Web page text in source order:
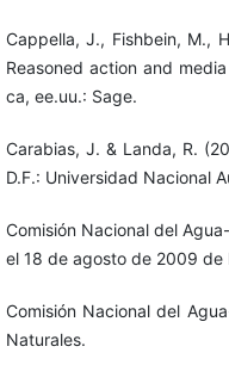
Cappella, J., Fishbein, M.,
Reasoned action and
ca, ee.uu.: Sage.
Carabias, J. & Landa, R.
D.F.: Universidad Nacional
Comisión Nacional del
el 18 de agosto de 2009
Comisión Nacional del
Naturales.